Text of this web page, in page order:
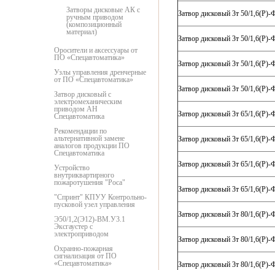
Затворы дисковые АК с
ручным приводом
(композиционный
материал)
Оросители и аксессуары от
ПО «Спецавтоматика»
Узлы управления дренчерные
от ПО «Спецавтоматика»
Затвор дисковый с
электромеханическим
приводом АН
Спецавтоматика
Рекомендации по
альтернативной замене
аналогов продукции ПО
Спецавтоматика
Устройство
внутриквартирного
пожаротушения "Роса"
"Спринт" КПУУ Контрольно-
пусковой узел управления
Э50/1,2(Э12)-ВМ.У3.1
Эксгаустер с
электроприводом
Охранно-пожарная
сигнализация от ПО
«Спецавтоматика»
Затвор дисковый 3т 50/
Затвор дисковый 3т 50/
Затвор дисковый 3т 50/
Затвор дисковый 3т 50/
Затвор дисковый 3т 65/
Затвор дисковый 3т 65/
Затвор дисковый 3т 65/
Затвор дисковый 3т 65/
Затвор дисковый 3т 80/
Затвор дисковый 3т 80/
Затвор дисковый 3т 80/